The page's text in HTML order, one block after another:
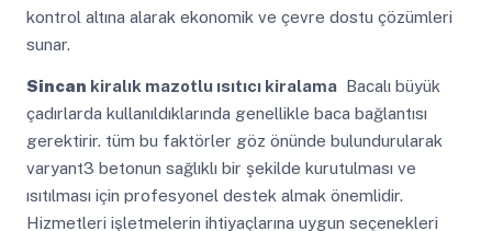
kontrol altına alarak ekonomik ve çevre dostu çözümleri
sunar.
Sincan kiralık mazotlu ısıtıcı kiralamaBacalı büyük
çadırlarda kullanıldıklarında genellikle baca bağlantısı
gerektirir. tüm bu faktörler göz önünde bulundurularak
varyant3 betonun sağlıklı bir şekilde kurutulması ve
ısıtılması için profesyonel destek almak önemlidir.
Hizmetleri işletmelerin ihtiyaçlarına uygun seçenekleri